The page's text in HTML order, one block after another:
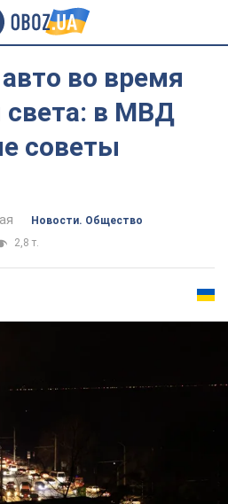
во время
света: в МВД
советы
Новости. Общество
2,8 т.